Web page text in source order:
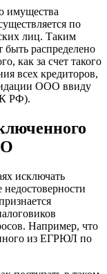
имущества
по
лиц. Таким
распределено
как за счет такого
всех кредиторов,
ООО ввиду
РФ).
исключать
Например, что
из ЕГРЮЛ по